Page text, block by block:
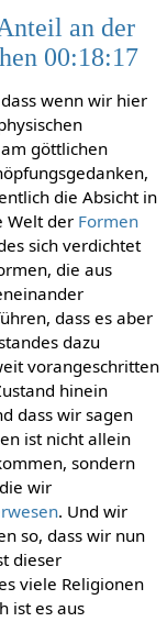
an der
00:18:17
wenn wir hier
göttlichen
die Absicht in
Welt der Formen
sich verdichtet
die aus
dass es aber
dazu
vorangeschritten
hinein
dass wir sagen
ist nicht allein
sondern
wir
. Und wir
so, dass wir nun
dieser
viele Religionen
ist es aus